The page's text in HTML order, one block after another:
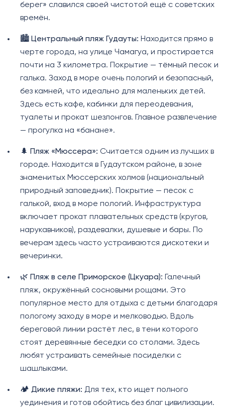
берег» славился своей чистотой ещё с советских
времён.
🏙️ Центральный пляж Гудауты: Находится прямо в
черте города, на улице Чамагуа, и простирается
почти на 3 километра. Покрытие — тёмный песок и
галька. Заход в море очень пологий и безопасный,
без камней, что идеально для маленьких детей.
Здесь есть кафе, кабинки для переодевания,
туалеты и прокат шезлонгов. Главное развлечение
— прогулка на «банане».
🌲 Пляж «Мюссера»: Считается одним из лучших в
городе. Находится в Гудаутском районе, в зоне
знаменитых Мюссерских холмов (национальный
природный заповедник). Покрытие — песок с
галькой, вход в море пологий. Инфраструктура
включает прокат плавательных средств (кругов,
нарукавников), раздевалки, душевые и бары. По
вечерам здесь часто устраиваются дискотеки и
вечеринки.
🌿 Пляж в селе Приморское (Цкуара): Галечный
пляж, окружённый сосновыми рощами. Это
популярное место для отдыха с детьми благодаря
пологому заходу в море и мелководью. Вдоль
береговой линии растёт лес, в тени которого
стоят деревянные беседки со столами. Здесь
любят устраивать семейные посиделки с
шашлыками.
🏕️ Дикие пляжи: Для тех, кто ищет полного
уединения и готов обойтись без благ цивилизации.